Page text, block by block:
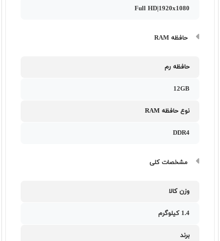
Full HD|1920x1080
حافظه RAM
حافظه رم
12GB
نوع حافظه RAM
DDR4
مشخصات کلی
وزن کالا
1.4 کیلوگرم
برند